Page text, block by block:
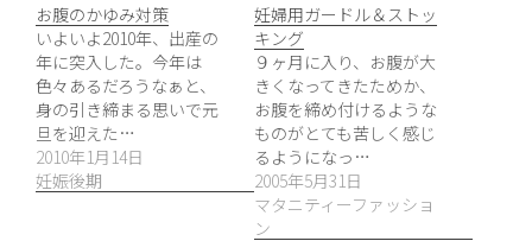
お腹のかゆみ対策
いよいよ2010年、出産の
年に突入した。今年は
色々あるだろうなぁと、
身の引き締まる思いで元
旦を迎えた…
2010年1月14日
妊娠後期
妊婦用ガードル＆ストッ
キング
９ヶ月に入り、お腹が大
きくなってきたためか、
お腹を締め付けるような
ものがとても苦しく感じ
るようになっ…
2005年5月31日
マタニティーファッショ
ン